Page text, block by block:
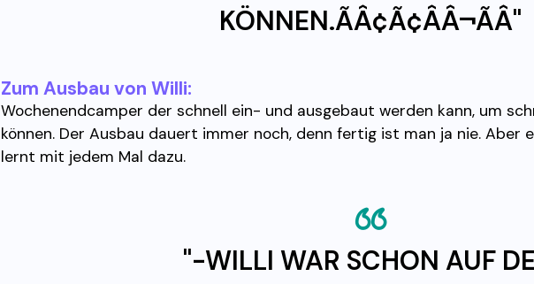
KÖNNEN.ÃÂ¢Ã¢ÂÂ¬ÃÂ"
Zum Ausbau von Willi:
Wochenendcamper der schnell ein- und ausgebaut werden kann, um
können. Der Ausbau dauert immer noch, denn fertig ist man ja nie. Aber
lernt mit jedem Mal dazu.
"-WILLI WAR SCHON AUF